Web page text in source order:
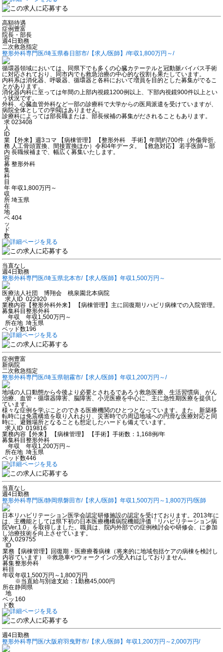
高額待遇
症例豊富
院長・部長
週4日勤務
二次救急指定
整形外科専門医/埼玉県春日部市/【求人/医師】/年収1,800万円～/
循環器領域においては、同県下でも多くの心臓カテーテルと冠動脈バイパス手術
に対応されており、同市内でも救急治療の中心的な役割も果たしています。
内科系は消化器、呼吸器、循環器と各科において増員を目的とした募集がでるこ
とがあります。
消化器内科に至っては年間の上部内視鏡1200例以上、下部内視鏡900件以上とい
う状況です。
外科、心臓血管外科など一部の診療科で大学からの医局派遣を受けていますが、
病院全体としての学閥はありません。
診療科によっては部長職または、部長候補の募集がだされることもあります。
求
人
ID
023408
業
務
内
容
【外来】週3コマ 【病棟管理】 【整形外科 手術】年間約700件（外傷骨折、
人工骨頭置換、間接置換ほか）令和4年データ。 【救急対応】 若手医師～部
長職候補まで、幅広く募集いたします。
募
集
科
目
整形外科
年
収
年収1,800万円～
所
在
地
埼玉県
ベ
ッ
ド
数
404
当直なし
週4日勤務
整形外科専門医/埼玉県北本市/【求人/医師】年収1,500万円～
医療法人社団 博翔会 桃泉園北本病院
求人ID 022920
業務内容 【整形外科外来】 【病棟管理】主に回復期リハビリ病棟での入院管理。
募集科目整形外科
年収
年収1,500万円～
所在地 埼玉県
ベッド数196
症例豊富
新病院
二次救急指定
整形外科専門医/埼玉県朝霧市/【求人/医師】年収1,200万円～/
地域の人口動態から今後より必要とされるであろう救急医療、生活習慣病、がん
治療、血管・循環器障害、脳障害、小児医療を中心に、主に急性期医療を提供し
ています。
様々な症例を学ぶことのできる医療機関のひとつとなっています。また、新築移
転時には免震構造を取り入れおり、災害時での周辺地域への円滑な医療対応と同
時に、避難場所となることも想定したハードも備えています。
求人ID 019816
業務内容 【外来】 【病棟管理】 【手術】手術数：1,168例/年
募集科目整形外科
年収
年収1,200万円～
所在地 埼玉県
ベッド数446
当直なし
週4日勤務
整形外科専門医/静岡県磐田市/【求人/医師】年収1,500万円～1,800万円/医師
日本リハビリテーション医学会認定研修施設の認定を受けております。2013年に
は、主機能としては県下初の日本医療機構病院機能評価「リハビリテーション病
院Ver.1.0」を取得しました。職員は、院内外部での症例検討会や研修会、に参加
し治療技術を向上させています。
求人
ID
029755
業務
内容
【病棟管理】回復期・医療療養病棟（将来的に地域包括ケアの病棟を検討し
ています） ※救急車やウォークインの受入れはしておりません。
募集
科目
整形外科
年収年収1,500万円～1,800万円
※当直給与別途支給：1勤務45,000円
所在
地
静岡県
ベッ
ド数
160
週4日勤務
整形外科専門医/大阪府羽曳野市/【求人/医師】年収1,200万円～2,000万円/